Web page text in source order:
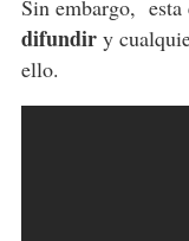
Sin embargo, esta
difundiry
ello.